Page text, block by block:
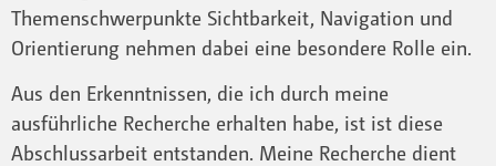
Themenschwerpunkte Sichtbarkeit, Navigation und
Orientierung nehmen dabei eine besondere Rolle ein.
Aus den Erkenntnissen, die ich durch meine
ausführliche Recherche erhalten habe, ist ist diese
Abschlussarbeit entstanden. Meine Recherche dient